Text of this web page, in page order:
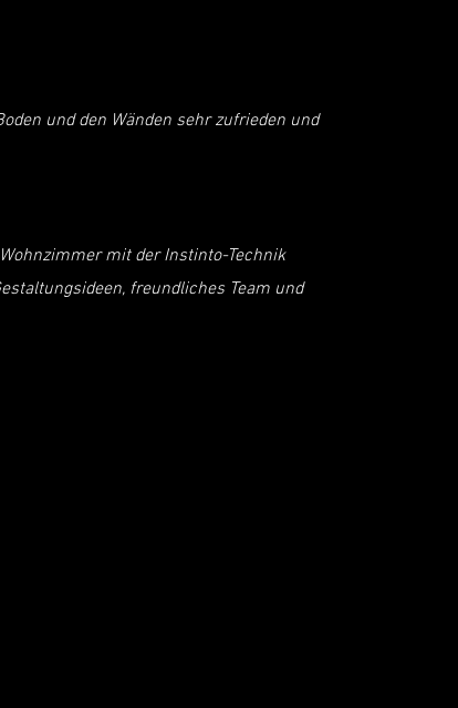
und den Wänden sehr zufrieden und
mit der Instinto-Technik
freundliches Team und